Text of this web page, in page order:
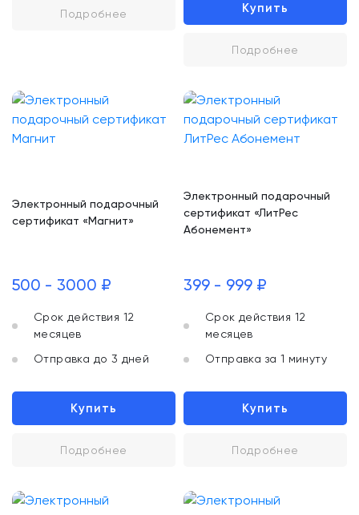
Подробнее Купить
Подробнее
Электронный подарочный
сертификат «Магнит»
500 - 3000 ₽
Срок действия 12
месяцев
Отправка до 3 дней
Купить
Подробнее
Электронный подарочный
сертификат «ЛитРес
Абонемент»
399 - 999 ₽
Срок действия 12
месяцев
Отправка за 1 минуту
Купить
Подробнее